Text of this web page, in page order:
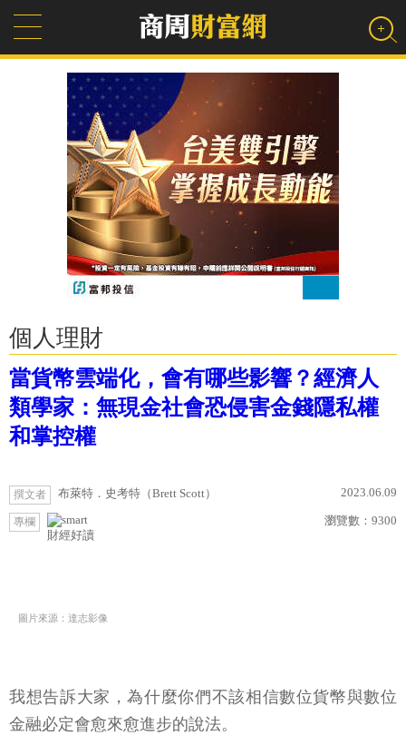
個人理財
當貨幣雲端化，會有哪些影響？經濟人
類學家：無現金社會恐侵害金錢隱私權
和掌控權
撰文者 布萊特．史考特（Brett Scott） 2023.06.09
專欄
財經好讀
瀏覽數： 9300
圖片來源：達志影像
我想告訴大家，為什麼你們不該相信數位貨幣與數位
金融必定會愈來愈進步的說法。